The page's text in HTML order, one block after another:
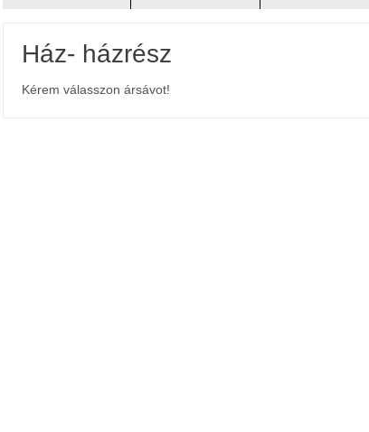
Ház- házrész
Kérem válasszon ársávot!